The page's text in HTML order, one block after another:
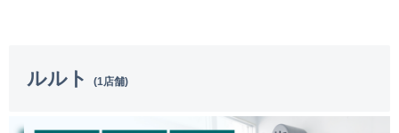
ルルト (1店舗)